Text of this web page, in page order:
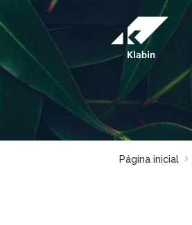
Pular para o Conteúdo principal
Página inicial